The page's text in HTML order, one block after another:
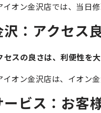
イオン金沢店では、当日
：アクセス
セスの良さは、利便性を
イオン金沢店は、イオン金
ビス：お客